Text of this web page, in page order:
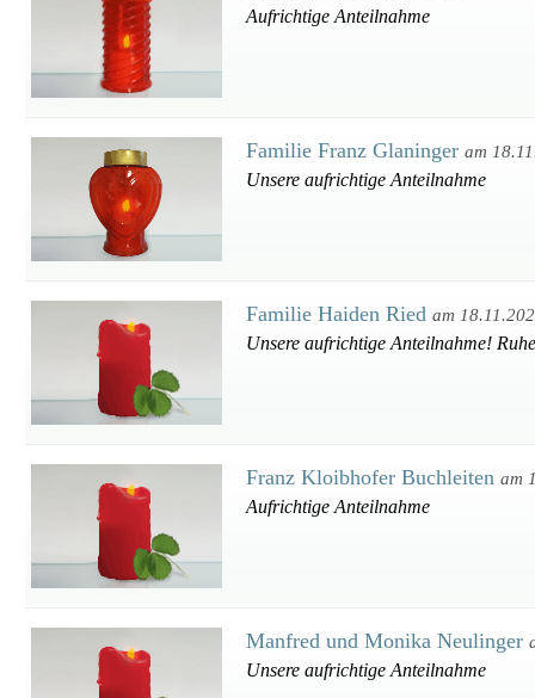
Aufrichtige Anteilnahme
Familie Franz Glaninger am
Unsere aufrichtige Anteilnahme
Familie Haiden Ried am
Unsere aufrichtige Anteilnahme!
Franz Kloibhofer Buchleiten am
Aufrichtige Anteilnahme
Manfred und Monika Neulinger
Unsere aufrichtige Anteilnahme